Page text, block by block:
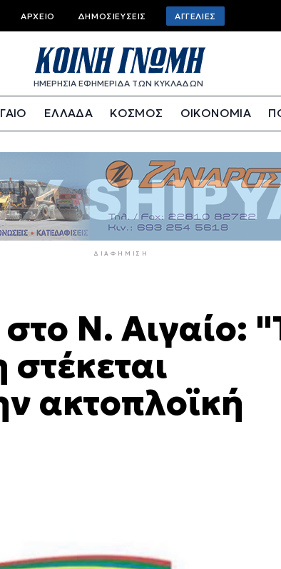
Top
bar
menu
ΑΡΧΕΊΟ ΔΗΜΟΣΙΕΎΣΕΙΣ ΑΓΓΕΛΊΕΣ
ΗΜΕΡΗΣΙΑ ΕΦΗΜΕΡΙΔΑ ΤΩΝ ΚΥΚΛΑΔΩΝ
ΕΛΛΑΔΑ ΚΟΣΜΟΣ ΟΙΚΟΝΟΜΙΑ
ΔΙΑΦΉΜΙΣΗ
στο Ν. Αιγαίο:
ακτοπλοϊκή